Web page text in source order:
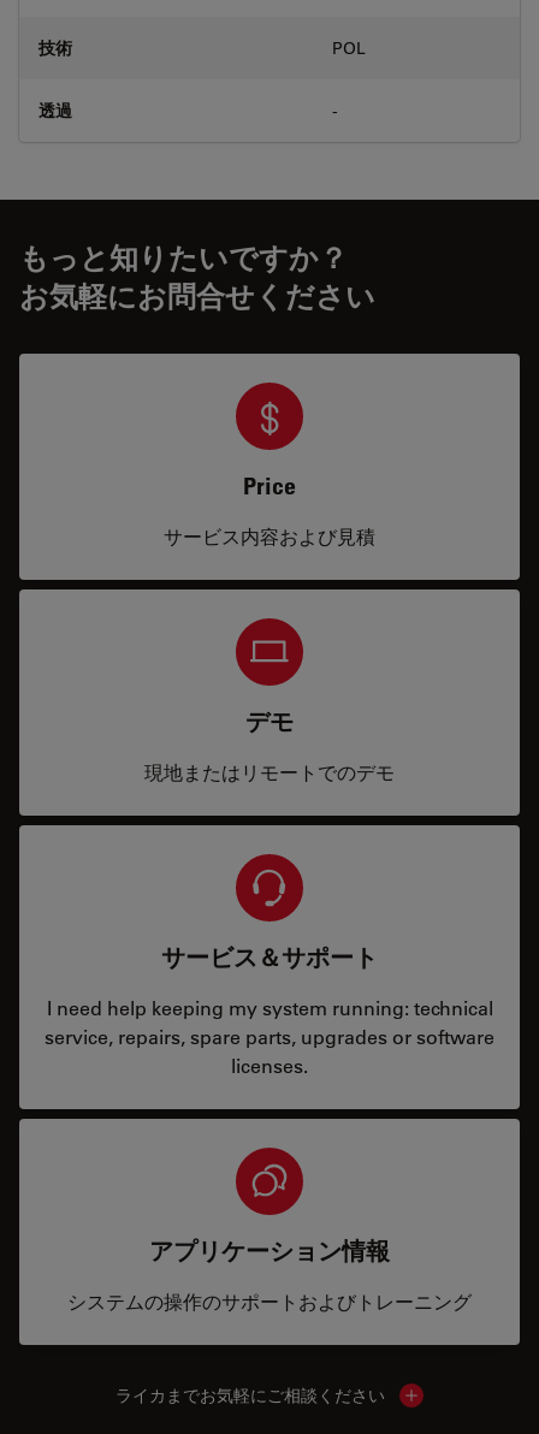
技術 POL
透過 -
もっと知りたいですか？
お気軽にお問合せください
Price
サービス内容および見積
デモ
現地またはリモートでのデモ
サービス＆サポート
I need help keeping my system running: technical
service, repairs, spare parts, upgrades or software
licenses.
アプリケーション情報
システムの操作のサポートおよびトレーニング
ライカまでお気軽にご相談ください Show local